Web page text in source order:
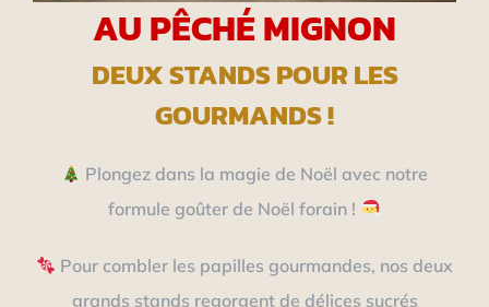
AU PÊCHÉ MIGNON
DEUX STANDS POUR LES
GOURMANDS !
Plongez dans la magie de Noël avec notre
formule goûter de Noël forain !
Pour combler les papilles gourmandes, nos deux
grands stands regorgent de délices sucrés